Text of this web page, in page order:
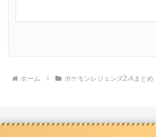
ホーム ポケモンレジェンズZ-Aまとめ